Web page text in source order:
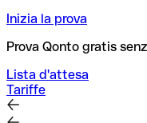
Inizia la prova
Prova Qonto gratis
Lista d'attesa
Tariffe